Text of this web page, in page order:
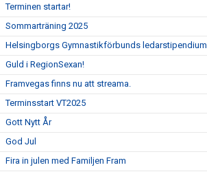
Terminen startar!
Sommarträning 2025
Helsingborgs Gymnastikförbunds ledarstipendium
Guld i RegionSexan!
Framvegas finns nu att streama.
Terminsstart VT2025
Gott Nytt År
God Jul
Fira in julen med Familjen Fram